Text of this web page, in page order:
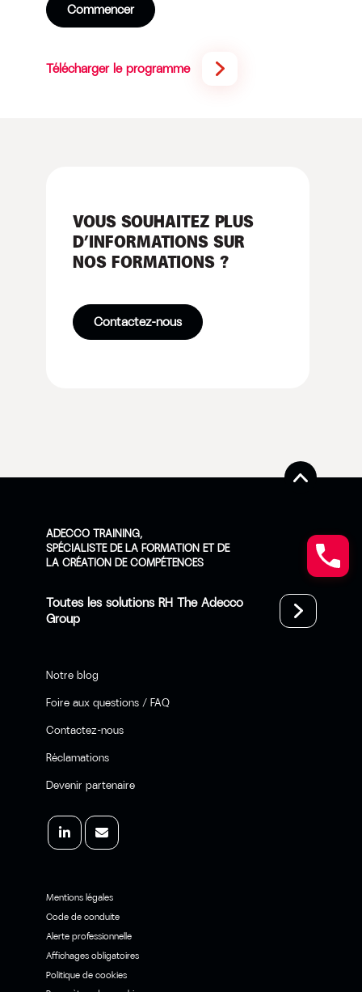
Commencer
Télécharger le programme
VOUS SOUHAITEZ PLUS
D’INFORMATIONS SUR
NOS FORMATIONS ?
Contactez-nous
ADECCO TRAINING,
SPÉCIALISTE DE LA FORMATION ET DE
LA CRÉATION DE COMPÉTENCES
Toutes les solutions RH The Adecco
Group
Notre blog
Foire aux questions / FAQ
Contactez-nous
Réclamations
Devenir partenaire
Mentions légales
Code de conduite
Alerte professionnelle
Affichages obligatoires
Politique de cookies